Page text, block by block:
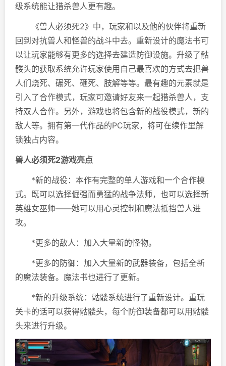
级系统能让猎杀兽人更有趣。
《兽人必须死2》中，玩家和以及他的伙伴将重新
回到对抗兽人和怪兽的战斗中去。重新设计的魔法书可
以让玩家能够有更多的选择去建造防御设施。升级了骷
髅头的获取系统允许玩家使用自己最喜欢的方式去把兽
人们烧死、碾死、砸死、肢解等等。最有趣的元素就是
引入了合作模式，玩家可邀请好友来一起猎杀兽人，支
持双人合作。另外，游戏也将包含新的战役模式，新的
敌人等。拥有第一代作品的PC玩家，将可在续作里解
锁独占内容。
兽人必须死2游戏亮点
*新的战役：本作有完整的单人游戏和一个合作模
式。既可以选择倔强而勇猛的战争法师，也可以选择新
英雄女巫师——她可以用心灵控制和魔法抵挡兽人进
攻。
*更多的敌人：加入大量新的怪物。
*更多的防御：加入大量新的武器装备，包括全新
的魔法装备。魔法书也进行了更新。
*新的升级系统：骷髅系统进行了重新设计。重玩
关卡的话可以获得骷髅头，每个防御装备都可以用骷髅
头来进行升级。